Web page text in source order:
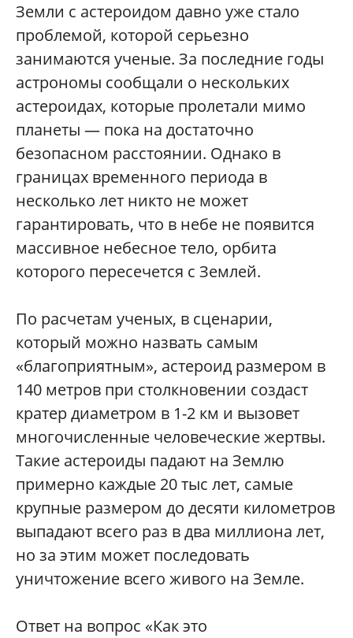
Земли с астероидом давно уже стало
проблемой, которой серьезно
занимаются ученые. За последние годы
астрономы сообщали о нескольких
астероидах, которые пролетали мимо
планеты — пока на достаточно
безопасном расстоянии. Однако в
границах временного периода в
несколько лет никто не может
гарантировать, что в небе не появится
массивное небесное тело, орбита
которого пересечется с Землей.
По расчетам ученых, в сценарии,
который можно назвать самым
«благоприятным», астероид размером в
140 метров при столкновении создаст
кратер диаметром в 1-2 км и вызовет
многочисленные человеческие жертвы.
Такие астероиды падают на Землю
примерно каждые 20 тыс лет, самые
крупные размером до десяти километров
выпадают всего раз в два миллиона лет,
но за этим может последовать
уничтожение всего живого на Земле.
Ответ на вопрос «Как это